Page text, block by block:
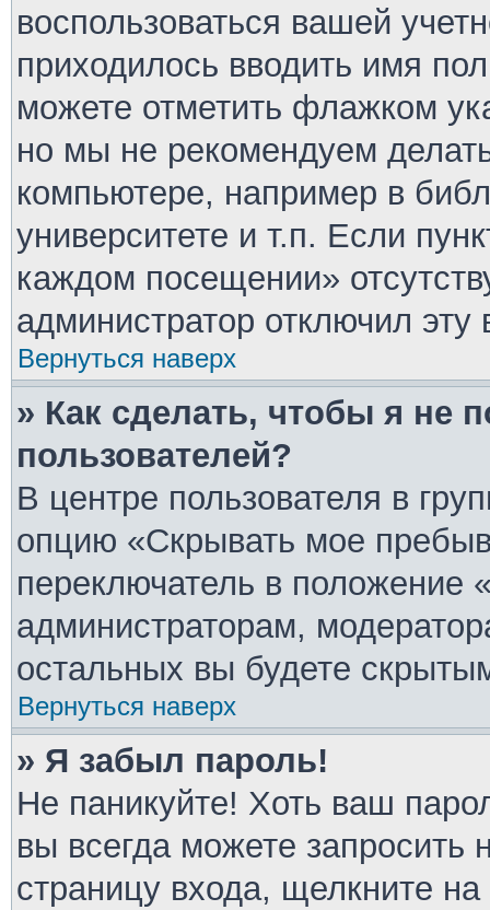
воспользоваться вашей
приходилось вводить имя
можете отметить флажком
но мы не рекомендуем
компьютере, например в
университете и т.п. Если
каждом посещении»
администратор отключил эту
Вернуться наверх
» Как сделать, чтобы я не
пользователей?
В центре пользователя в
опцию «Скрывать мое
переключатель в положение
администраторам,
остальных вы будете
Вернуться наверх
» Я забыл пароль!
Не паникуйте! Хоть ваш
вы всегда можете запросить
страницу входа, щелкните